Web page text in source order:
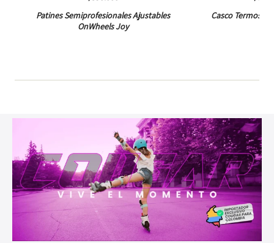
Patines Semiprofesionales Ajustables
OnWheels Joy
Casco